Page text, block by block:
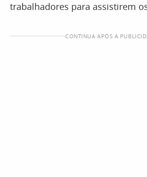
trabalhadores para assistirem
CONTINUA APÓS A